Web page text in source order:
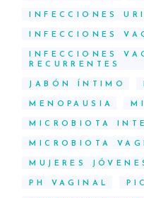
INFECCIONES
INFECCIONES
INFECCIONES
RECURRENTES
JABÓN ÍNTIMO
MENOPAUSIA
MICROBIOTA
MICROBIOTA
MUJERES
PH VAGINAL